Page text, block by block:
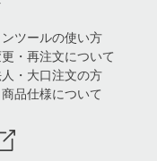
ツールの使い方
・再注文について
・大口注文の方
商品仕様について